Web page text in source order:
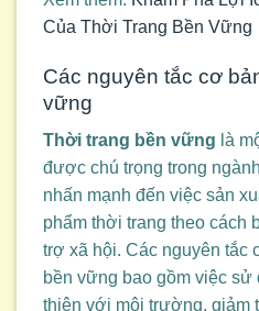
Của Thời Trang Bền Vững
Các nguyên tắc cơ
vững
Thời trang bền vững là
được chú trọng trong
nhấn mạnh đến việc sản
phẩm thời trang theo cách
trợ xã hội. Các nguyên tắc
bền vững bao gồm việc sử
thiện với môi trường, giảm